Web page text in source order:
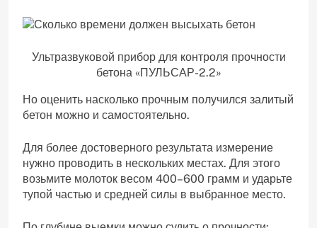
Ультразвуковой прибор для контроля прочности
бетона «ПУЛЬСАР-2.2»
Но оценить насколько прочным получился залитый
бетон можно и самостоятельно.
Для более достоверного результата измерение
нужно проводить в нескольких местах. Для этого
возьмите молоток весом 400–600 грамм и ударьте
тупой частью и средней силы в выбранное место.